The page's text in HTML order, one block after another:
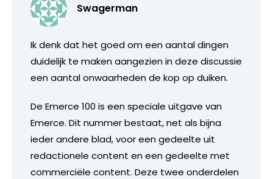
Swagerman
Ik denk dat het goed om een aantal dingen
duidelijk te maken aangezien in deze discussie
een aantal onwaarheden de kop op duiken.
De Emerce 100 is een speciale uitgave van
Emerce. Dit nummer bestaat, net als bijna
ieder andere blad, voor een gedeelte uit
redactionele content en een gedeelte met
commerciële content. Deze twee onderdelen